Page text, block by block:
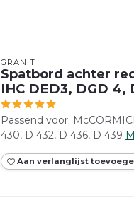
GRANIT
Spatbord achter
IHC DED3, DGD 4,
Passend voor:
430, D 432, D 436, D 439
Aan verlanglijst